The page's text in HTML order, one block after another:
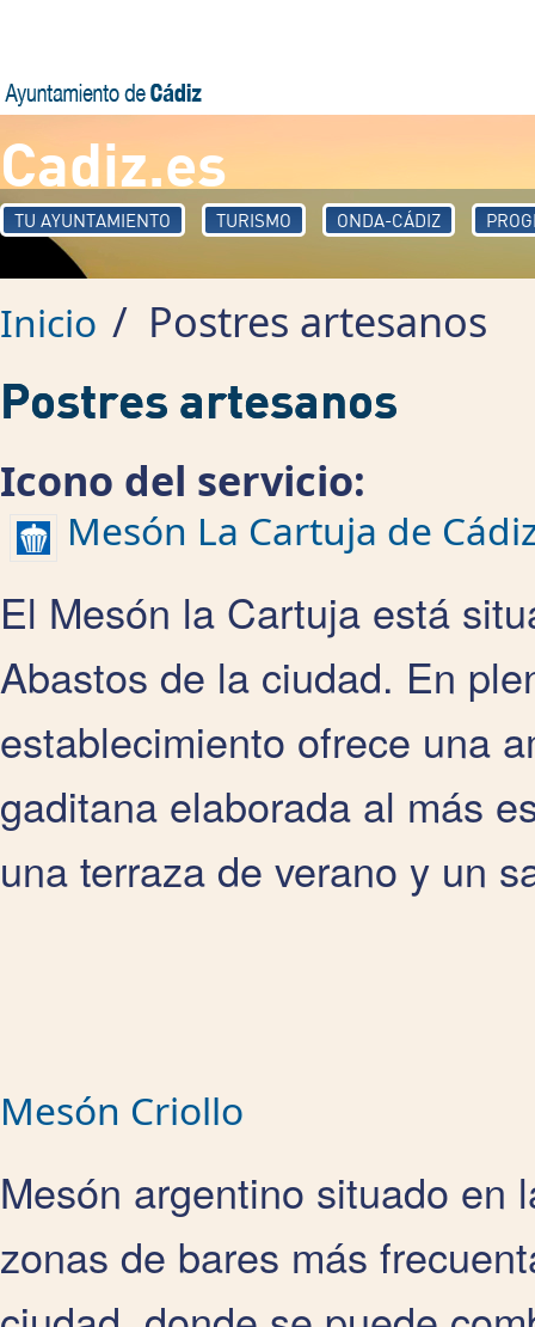
Cadiz.es
TU AYUNTAMIENTO TURISMO ONDA-CÁDIZ
Inicio / Postres artesanos
Postres artesanos
Icono del servicio:
Mesón La Cartuja de
El Mesón la Cartuja está
Abastos de la ciudad. En
establecimiento ofrece una
gaditana elaborada al más
una terraza de verano y un
Mesón Criollo
Mesón argentino situado en
zonas de bares más